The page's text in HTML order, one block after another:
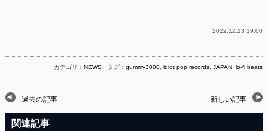
2022.12.23 19:00
カテゴリ：NEWS タグ：gummy3000 ,idiot pop records ,JAPAN ,lo-fi beats
過去の記事 新しい記事
関連記事